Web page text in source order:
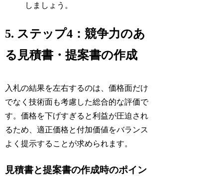
しましょう。
5. ステップ4：競争力のあ
る見積書・提案書の作成
入札の結果を左右するのは、価格面だけ
でなく技術面も考慮した総合的な評価で
す。価格を下げすぎると利益が圧迫され
るため、適正価格と付加価値をバランス
よく提示することが求められます。
見積書と提案書の作成時のポイン